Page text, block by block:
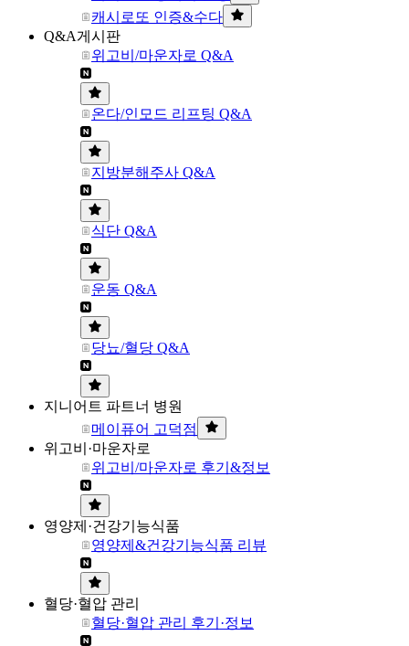
캐시로또 인증&수다
Q&A게시판
위고비/마운자로 Q&A
온다/인모드 리프팅 Q&A
지방분해주사 Q&A
식단 Q&A
운동 Q&A
당뇨/혈당 Q&A
지니어트 파트너 병원
메이퓨어 고덕점
위고비·마운자로
위고비/마운자로 후기&정보
영양제·건강기능식품
영양제&건강기능식품 리뷰
혈당·혈압 관리
혈당·혈압 관리 후기·정보